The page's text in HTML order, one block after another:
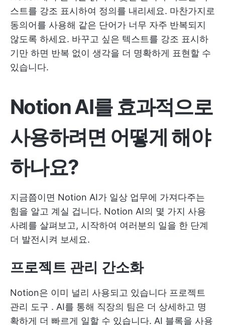
스트를 강조 표시하여 정의를 내리세요. 마찬가지로
동의어를 사용해 같은 단어가 너무 자주 반복되지
않도록 하세요. 바꾸고 싶은 텍스트를 강조 표시하
기만 하면 반복 없이 생각을 더 명확하게 표현할 수
있습니다.
Notion AI를 효과적으로
사용하려면 어떻게 해야
하나요?
지금쯤이면 Notion AI가 일상 업무에 가져다주는
힘을 알고 계실 겁니다. Notion AI의 몇 가지 사용
사례를 살펴보고, 시작하여 여러분의 일을 한 단계
더 발전시켜 보세요.
프로젝트 관리 간소화
Notion은 이미 널리 사용되고 있습니다 프로젝트
관리 도구 . AI를 통해 직장의 팀은 더 상세하고 명
확하게 더 빠르게 일할 수 있습니다. AI 블록을 사용